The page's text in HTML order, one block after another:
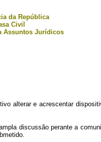
da República
Civil
Assuntos Jurídicos
alterar e acrescentar
discussão perante a